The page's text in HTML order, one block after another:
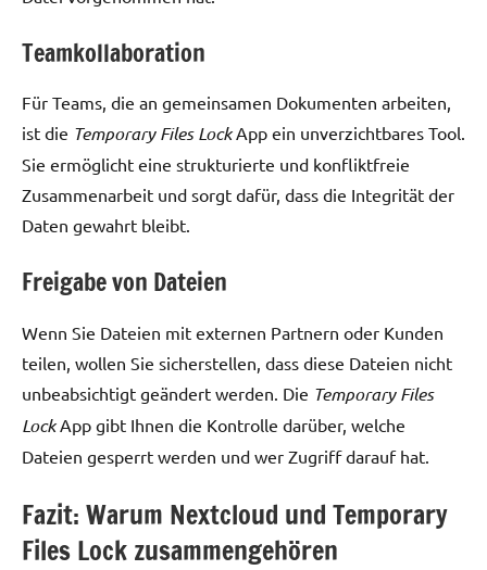
Teamkollaboration
Für Teams, die an gemeinsamen Dokumenten arbeiten,
ist die Temporary Files LockApp ein unverzichtbares Tool.
Sie ermöglicht eine strukturierte und konfliktfreie
Zusammenarbeit und sorgt dafür, dass die Integrität der
Daten gewahrt bleibt.
Freigabe von Dateien
Wenn Sie Dateien mit externen Partnern oder Kunden
teilen, wollen Sie sicherstellen, dass diese Dateien nicht
unbeabsichtigt geändert werden. Die Temporary Files
LockApp gibt Ihnen die Kontrolle darüber, welche
Dateien gesperrt werden und wer Zugriff darauf hat.
Fazit: Warum Nextcloud und Temporary
Files Lock zusammengehören